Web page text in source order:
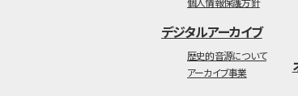
デジタルアーカイブ
歴史的音源について
アーカイブ事業